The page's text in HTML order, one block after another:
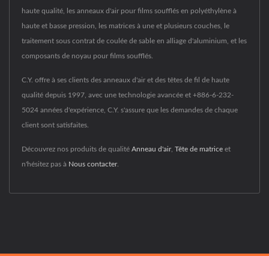
haute qualité, les anneaux d'air pour films soufflés en polyéthylène à
haute et basse pression, les matrices à une et plusieurs couches, le
traitement sous contrat de coulée de sable en alliage d'aluminium, et les
composants de noyau pour films soufflés.
C.Y. offre à ses clients des anneaux d'air et des têtes de fil de haute
qualité depuis 1997, avec une technologie avancée et +886-6-232-
5024 années d'expérience, C.Y. s'assure que les demandes de chaque
client sont satisfaites.
Découvrez nos produits de qualité Anneau d'air, Tête de matrice et
n'hésitez pas à Nous contacter.